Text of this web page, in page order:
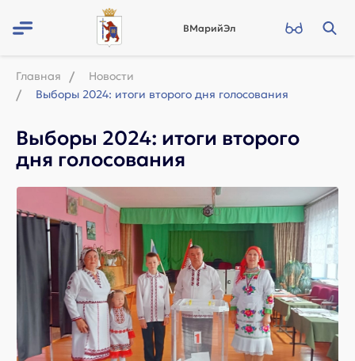
ВМарийЭл
Главная
Новости
Выборы 2024: итоги второго дня голосования
Выборы 2024: итоги второго
дня голосования